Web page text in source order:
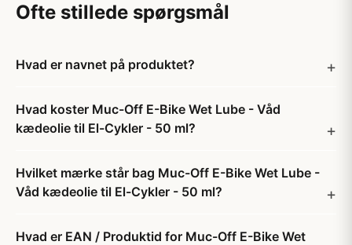
Ofte stillede spørgsmål
Hvad er navnet på produktet?
Hvad koster Muc-Off E-Bike Wet Lube - Våd
kædeolie til El-Cykler - 50 ml?
Hvilket mærke står bag Muc-Off E-Bike Wet Lube -
Våd kædeolie til El-Cykler - 50 ml?
Hvad er EAN / Produktid for Muc-Off E-Bike Wet